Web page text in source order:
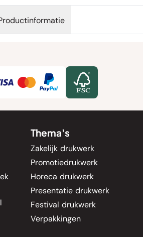
Thema's
Zakelijk drukwerk
Promotiedrukwerk
Horeca drukwerk
Presentatie drukwerk
Festival drukwerk
Verpakkingen